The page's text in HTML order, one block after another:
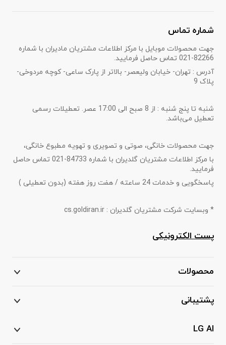
شماره تماس
جهت محصولات موبایل با مرکز اطلاعات مشتریان مادیران با شماره
82266-021 تماس حاصل فرمایید.
آدرس : تهران- خیابان ولیعصر- بالاتر از پارک ساعی- کوچه مردوخی-
پلاک 9
شنبه تا پنج شنبه : از 8 صبح الی 17:00 عصر. تعطیلات رسمی
تعطیل می‌باشد.
جهت محصولات خانگی، صوتی و تصویری و تهویه مطبوع خانگی،
با مرکز اطلاعات مشتریان گلدیران با شماره 84733-021 تماس حاصل
فرمایید.
پاسخگویی و خدمات 24 ساعته / هفت روز هفته (بدون تعطیلی )
* وبسایت شرکت مشتریان گلدیران : cs.goldiran.ir
پست الکترونیکی
محصولات
پشتیبانی
LG AI